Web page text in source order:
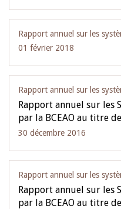
Rapport annuel sur les
01 février 2018
Rapport annuel sur les
Rapport annuel sur les
par la BCEAO au titre
30 décembre 2016
Rapport annuel sur les
Rapport annuel sur les
par la BCEAO au titre